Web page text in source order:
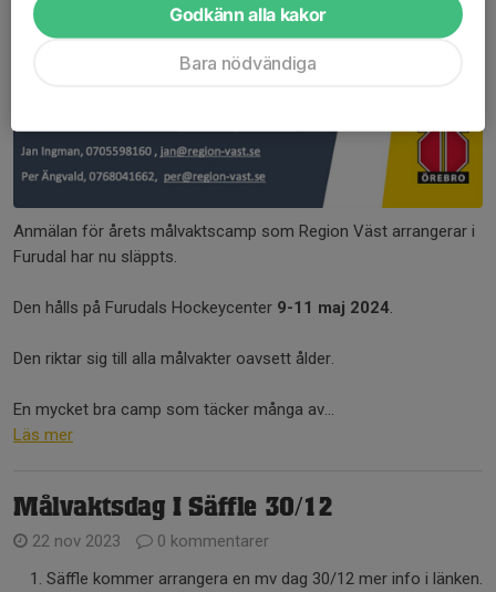
Anmälan för årets målvaktscamp som Region Väst arrangerar i
Furudal har nu släppts.
Den hålls på Furudals Hockeycenter 9-11 maj 2024.
Den riktar sig till alla målvakter oavsett ålder.
En mycket bra camp som täcker många av...
Läs mer
Målvaktsdag I Säffle 30/12
22 nov 2023
0 kommentarer
Säffle kommer arrangera en mv dag 30/12 mer info i länken.
Godkänn alla kakor
Bara nödvändiga